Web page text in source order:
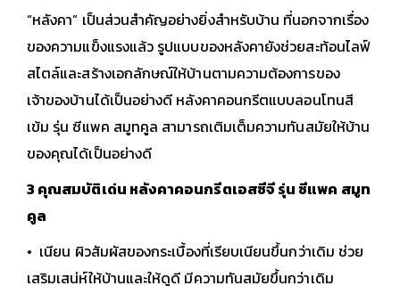
“หลังคา” เป็นส่วนสำคัญอย่างยิ่งสำหรับบ้าน ที่นอกจากเรื่อง
ของความแข็งแรงแล้ว รูปแบบของหลังคายังช่วยสะท้อนไลฟ์
สไตล์และสร้างเอกลักษณ์ให้บ้านตามความต้องการของ
เจ้าของบ้านได้เป็นอย่างดี หลังคาคอนกรีตแบบลอนโทนสี
เข้ม รุ่น ซีแพค สมูทคูล สามารถเติมเต็มความทันสมัยให้บ้าน
ของคุณได้เป็นอย่างดี
3 คุณสมบัติเด่น หลังคาคอนกรีตเอสซีจี รุ่น ซีแพค สมูท
คูล
• เนียน ผิวสัมผัสของกระเบื้องที่เรียบเนียนขึ้นกว่าเดิม ช่วย
เสริมเสน่ห์ให้บ้านและให้ดูดี มีความทันสมัยขึ้นกว่าเดิม